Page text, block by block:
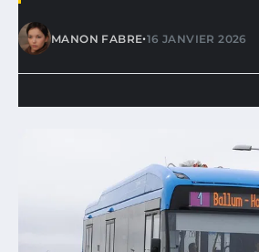
MANON FABRE•16 JANVIER 2026